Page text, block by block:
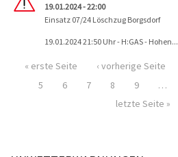
19.01.2024 - 22:00
Einsatz 07/24 Löschzug Borgsdorf
19.01.2024 21:50 Uhr - H:GAS - Hohen...
« erste Seite ‹ vorherige Seite
5
6 7 8 9 …
letzte Seite »